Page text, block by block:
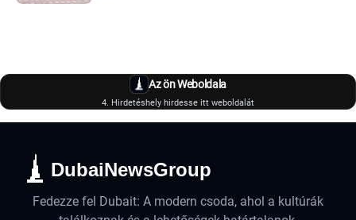
Az ön Weboldala
4. Hirdetéshely hirdesse itt weboldalát
DubaiNewsGroup
Fedezze fel Dubait: A modern csoda, ahol a kultúrák